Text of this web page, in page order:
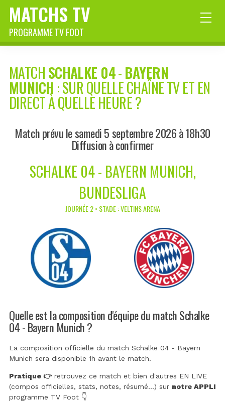
MATCHS TV
PROGRAMME TV FOOT
MATCHSCHALKE 04-BAYERN
MUNICH : SUR QUELLE CHAÎNE TV ET EN
DIRECT À QUELLE HEURE ?
Match prévu le samedi 5 septembre 2026 à 18h30
Diffusion à confirmer
SCHALKE 04 - BAYERN MUNICH,
BUNDESLIGA
JOURNÉE 2 • STADE : VELTINS ARENA
Quelle est la composition d'équipe du match Schalke
04 - Bayern Munich ?
La composition officielle du match Schalke 04 - Bayern
Munich sera disponible 1h avant le match.
Pratique 👉retrouvez ce match et bien d'autres EN LIVE
(compos officielles, stats, notes, résumé...) sur notre APPLI
programme TV Foot 👇